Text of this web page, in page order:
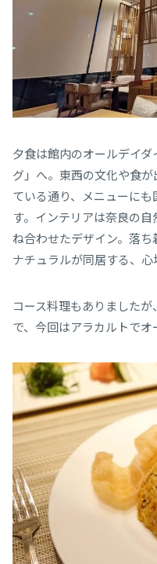
夕食は館内のオールデイ
グ」へ。東西の文化や食
ている通り、メニューに
す。インテリアは奈良の
ね合わせたデザイン。落
ナチュラルが同居する、心
コース料理もありました
で、今回はアラカルトでオ